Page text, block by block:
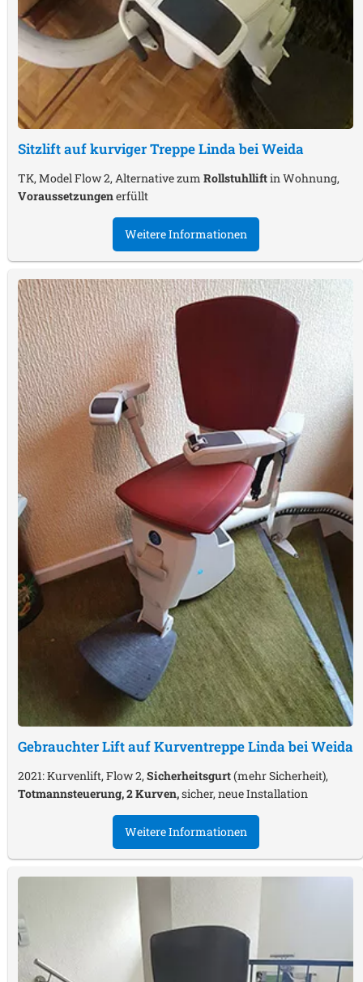
Sitzlift auf kurviger TreppeLinda bei Weida
TK, Model Flow 2, Alternative zum Rollstuhlliftin Wohnung,
Voraussetzungenerfüllt
Weitere Informationen
Gebrauchter Lift auf KurventreppeLinda bei Weida
2021: Kurvenlift, Flow 2, Sicherheitsgurt(mehr Sicherheit),
Totmannsteuerung, 2 Kurven,sicher, neue Installation
Weitere Informationen